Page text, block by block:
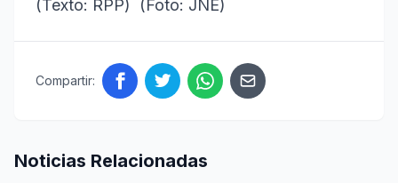
(Texto: RPP) (Foto: JNE)
Compartir:
Noticias Relacionadas